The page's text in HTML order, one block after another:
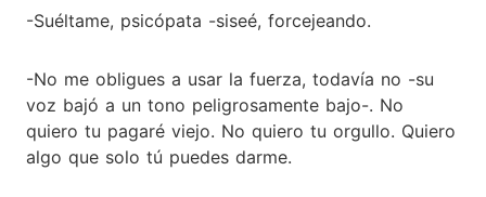
-Suéltame, psicópata -siseé, forcejeando.
-No me obligues a usar la fuerza, todavía no -su
voz bajó a un tono peligrosamente bajo-. No
quiero tu pagaré viejo. No quiero tu orgullo. Quiero
algo que solo tú puedes darme.